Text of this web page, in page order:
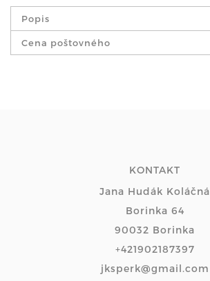
Popis
Cena poštovného
KONTAKT
Jana Hudák Koláčná
Borinka 64
90032 Borinka
+421902187397
jksperk@gmail.com